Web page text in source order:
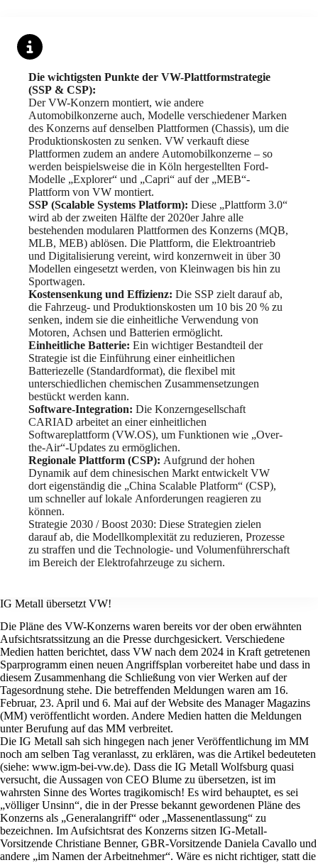
Die wichtigsten Punkte der VW-Plattformstrategie
(SSP & CSP):
Der VW-Konzern montiert, wie andere
Automobilkonzerne auch, Modelle verschiedener Marken
des Konzerns auf denselben Plattformen (Chassis), um die
Produktionskosten zu senken. VW verkauft diese
Plattformen zudem an andere Automobilkonzerne – so
werden beispielsweise die in Köln hergestellten Ford-
Modelle „Explorer“ und „Capri“ auf der „MEB“-
Plattform von VW montiert.
SSP (Scalable Systems Platform): Diese „Plattform 3.0“
wird ab der zweiten Hälfte der 2020er Jahre alle
bestehenden modularen Plattformen des Konzerns (MQB,
MLB, MEB) ablösen. Die Plattform, die Elektroantrieb
und Digitalisierung vereint, wird konzernweit in über 30
Modellen eingesetzt werden, von Kleinwagen bis hin zu
Sportwagen.
Kostensenkung und Effizienz: Die SSP zielt darauf ab,
die Fahrzeug- und Produktionskosten um 10 bis 20 % zu
senken, indem sie die einheitliche Verwendung von
Motoren, Achsen und Batterien ermöglicht.
Einheitliche Batterie: Ein wichtiger Bestandteil der
Strategie ist die Einführung einer einheitlichen
Batteriezelle (Standardformat), die flexibel mit
unterschiedlichen chemischen Zusammensetzungen
bestückt werden kann.
Software-Integration: Die Konzerngesellschaft
CARIAD arbeitet an einer einheitlichen
Softwareplattform (VW.OS), um Funktionen wie „Over-
the-Air“-Updates zu ermöglichen.
Regionale Plattform (CSP): Aufgrund der hohen
Dynamik auf dem chinesischen Markt entwickelt VW
dort eigenständig die „China Scalable Platform“ (CSP),
um schneller auf lokale Anforderungen reagieren zu
können.
Strategie 2030 / Boost 2030: Diese Strategien zielen
darauf ab, die Modellkomplexität zu reduzieren, Prozesse
zu straffen und die Technologie- und Volumenführerschaft
im Bereich der Elektrofahrzeuge zu sichern.
IG Metall übersetzt VW!
Die Pläne des VW-Konzerns waren bereits vor der oben erwähnten
Aufsichtsratssitzung an die Presse durchgesickert. Verschiedene
Medien hatten berichtet, dass VW nach dem 2024 in Kraft getretenen
Sparprogramm einen neuen Angriffsplan vorbereitet habe und dass in
diesem Zusammenhang die Schließung von vier Werken auf der
Tagesordnung stehe. Die betreffenden Meldungen waren am 16.
Februar, 23. April und 6. Mai auf der Website des Manager Magazins
(MM) veröffentlicht worden. Andere Medien hatten die Meldungen
unter Berufung auf das MM verbreitet.
Die IG Metall sah sich hingegen nach jener Veröffentlichung im MM
noch am selben Tag veranlasst, zu erklären, was die Artikel bedeuteten
(siehe: www.igm-bei-vw.de). Dass die IG Metall Wolfsburg quasi
versucht, die Aussagen von CEO Blume zu übersetzen, ist im
wahrsten Sinne des Wortes tragikomisch! Es wird behauptet, es sei
„völliger Unsinn“, die in der Presse bekannt gewordenen Pläne des
Konzerns als „Generalangriff“ oder „Massenentlassung“ zu
bezeichnen. Im Aufsichtsrat des Konzerns sitzen IG-Metall-
Vorsitzende Christiane Benner, GBR-Vorsitzende Daniela Cavallo und
andere „im Namen der Arbeitnehmer“. Wäre es nicht richtiger, statt die